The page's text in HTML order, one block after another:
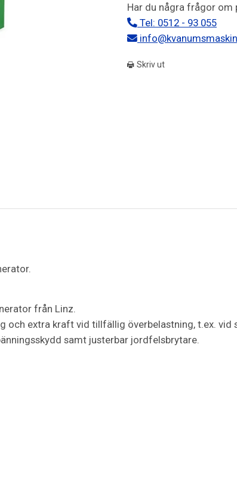
Har du några frågor om
Tel: 0512 - 93 055
Skriv ut
från Linz.
och extra kraft vid tillfällig överbelastning, t.ex. vid
samt justerbar jordfelsbrytare.